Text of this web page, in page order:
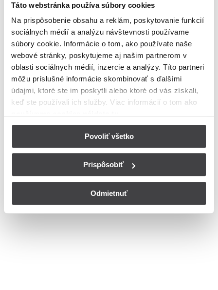
Táto webstránka používa súbory cookies
Na prispôsobenie obsahu a reklám, poskytovanie funkcií
sociálnych médií a analýzu návštevnosti používame
súbory cookie. Informácie o tom, ako používate naše
webové stránky, poskytujeme aj našim partnerom v
oblasti sociálnych médií, inzercie a analýzy. Títo partneri
môžu príslušné informácie skombinovať s ďalšími
údajmi, ktoré ste im poskytli alebo ktoré od vás získali,
keď ste používali ich služby. Viac informácií o tom ako
Povoliť všetko
Prispôsobiť
Odmietnuť
Zadajte ulicu a číslopre zobrazenie ponuky internetu v lokalite
Ovčie
Zoznam ulíc v meste Ovčie
Ulica
Bohužiaľ, nedisponujeme zoznamom dostupných ulíc v danom
meste
© Copyright 2026
Nastavenia cookies